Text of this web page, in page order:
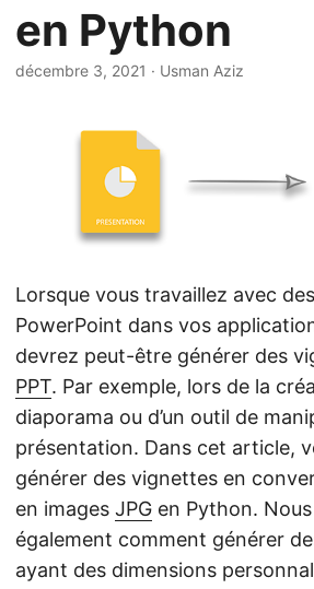
n
a
n
en Python
décembre 3, 2021 · Usman Aziz
Lorsque vous travaillez avec
PowerPoint dans vos
devrez peut-être générer des
PPT. Par exemple, lors de la
diaporama ou d’un outil de
présentation. Dans cet article,
générer des vignettes en
en images JPG en Python.
également comment générer
ayant des dimensions